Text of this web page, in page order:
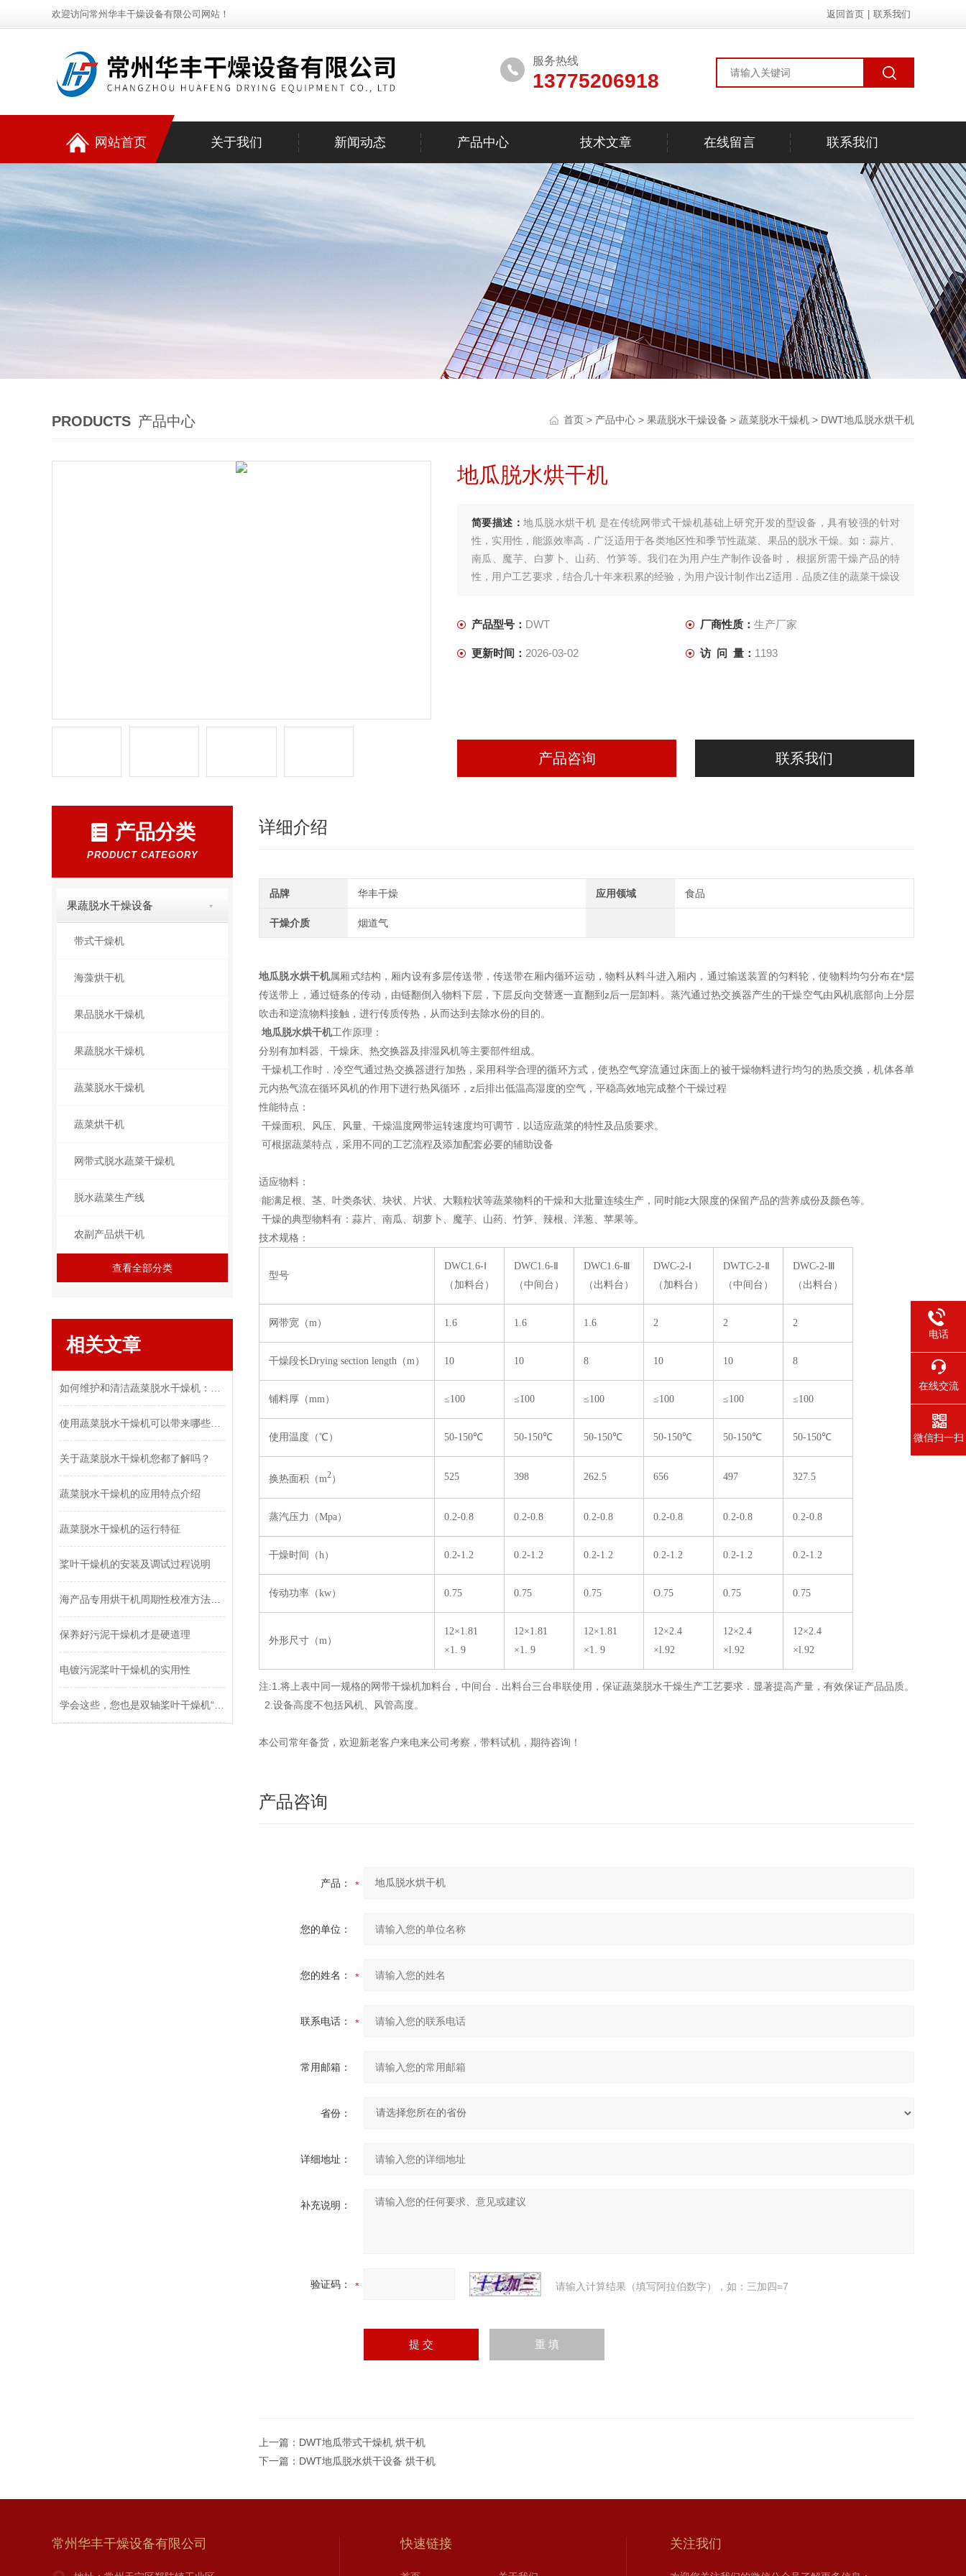
欢迎访问常州华丰干燥设备有限公司网站！ 返回首页 联系我们
服务热线
13775206918
网站首页 关于我们 新闻动态 产品中心 技术文章 在线留言 联系我们
PRODUCTS 产品中心 首页 > 产品中心 > 果蔬脱水干燥设备 > 蔬菜脱水干燥机 > DWT地瓜脱水烘干机
地瓜脱水烘干机
简要描述：地瓜脱水烘干机 是在传统网带式干燥机基础上研究开发的型设备，具有较强的针对
性，实用性，能源效率高．广泛适用于各类地区性和季节性蔬菜、果品的脱水干燥。如：蒜片、
南瓜、魔芋、白萝卜、山药、竹笋等。我们在为用户生产制作设备时， 根据所需干燥产品的特
性，用户工艺要求，结合几十年来积累的经验，为用户设计制作出Z适用．品质Z佳的蔬菜干燥设
产品型号： DWT 厂商性质： 生产厂家
更新时间： 2026-03-02 访 问 量： 1193
产品咨询 联系我们
产品分类
PRODUCT CATEGORY
果蔬脱水干燥设备
带式干燥机
海藻烘干机
果品脱水干燥机
果蔬脱水干燥机
蔬菜脱水干燥机
蔬菜烘干机
网带式脱水蔬菜干燥机
脱水蔬菜生产线
农副产品烘干机
查看全部分类
相关文章
关于蔬菜脱水干燥机您都了解吗？
蔬菜脱水干燥机的应用特点介绍
蔬菜脱水干燥机的运行特征
桨叶干燥机的安装及调试过程说明
保养好污泥干燥机才是硬道理
电镀污泥桨叶干燥机的实用性
详细介绍
品牌 华丰干燥 应用领域 食品
干燥介质 烟道气
地瓜脱水烘干机属厢式结构，厢内设有多层传送带，传送带在厢内循环运动，物料从料斗进入厢内，通过输送装置的匀料轮，使物料均匀分布在*层
传送带上，通过链条的传动，由链翻倒入物料下层，下层反向交替逐一直翻到z后一层卸料。蒸汽通过热交换器产生的干燥空气由风机底部向上分层
吹击和逆流物料接触，进行传质传热，从而达到去除水份的目的。
地瓜脱水烘干机工作原理：
分别有加料器、干燥床、热交换器及排湿风机等主要部件组成。
干燥机工作时．冷空气通过热交换器进行加热，采用科学合理的循环方式，使热空气穿流通过床面上的被干燥物料进行均匀的热质交换，机体各单
元内热气流在循环风机的作用下进行热风循环，z后排出低温高湿度的空气，平稳高效地完成整个干燥过程
性能特点：
干燥面积、风压、风量、干燥温度网带运转速度均可调节．以适应蔬菜的特性及品质要求。
可根据蔬菜特点，采用不同的工艺流程及添加配套必要的辅助设备
适应物料：
能满足根、茎、叶类条状、块状、片状、大颗粒状等蔬菜物料的干燥和大批量连续生产，同时能z大限度的保留产品的营养成份及颜色等。
干燥的典型物料有：蒜片、南瓜、胡萝卜、魔芋、山药、竹笋、辣根、洋葱、苹果等。
技术规格：
型号
DWC1.6-Ⅰ
（加料台）
DWC1.6-Ⅱ
（中间台）
DWC1.6-Ⅲ
（出料台）
DWC-2-Ⅰ
（加料台）
DWTC-2-Ⅱ
（中间台）
DWC-2-Ⅲ
（出料台）
网带宽（m） 1.6 1.6 1.6 2 2 2
干燥段长Drying section length（m） 10 10 8 10 10 8
铺料厚（mm） ≤100 ≤100 ≤100 ≤100 ≤100 ≤100
使用温度（℃） 50-150℃ 50-150℃ 50-150℃ 50-150℃ 50-150℃ 50-150℃
换热面积（m2） 525 398 262.5 656 497 327.5
蒸汽压力（Mpa） 0.2-0.8 0.2-0.8 0.2-0.8 0.2-0.8 0.2-0.8 0.2-0.8
干燥时间（h） 0.2-1.2 0.2-1.2 0.2-1.2 0.2-1.2 0.2-1.2 0.2-1.2
传动功率（kw） 0.75 0.75 0.75 O.75 0.75 0.75
外形尺寸（m）
12×1.81
×1. 9
12×1.81
×1. 9
12×1.81
×1. 9
12×2.4
×l.92
12×2.4
×l.92
12×2.4
×l.92
注:1.将上表中同一规格的网带干燥机加料台，中间台．出料台三台串联使用，保证蔬菜脱水干燥生产工艺要求．显著提高产量，有效保证产品品质。
2.设备高度不包括风机、风管高度。
本公司常年备货，欢迎新老客户来电来公司考察，带料试机，期待咨询！
产品咨询
产品：
您的单位：
您的姓名：
联系电话：
常用邮箱：
省份：
详细地址：
补充说明：
验证码： 请输入计算结果（填写阿拉伯数字），如：三加四=7
上一篇： DWT地瓜带式干燥机 烘干机
下一篇： DWT地瓜脱水烘干设备 烘干机
常州华丰干燥设备有限公司 快速链接 关注我们
电话
在线交流
微信扫一扫